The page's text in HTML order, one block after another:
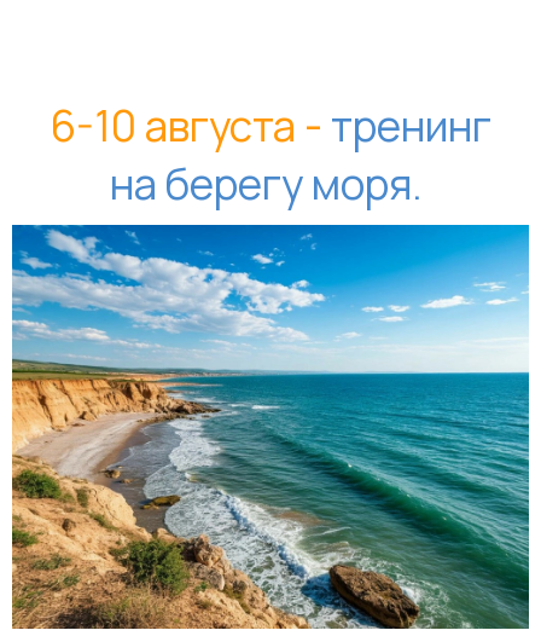
6-10 августа - тренинг
на берегу моря.